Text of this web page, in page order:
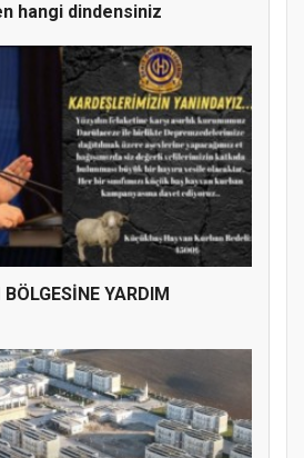
hangi dindensiniz
YARDIM